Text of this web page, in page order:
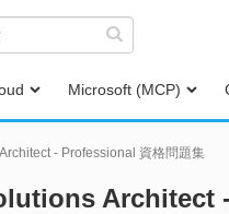
Microsoft (MCP)
- Professional 資格問題集
Architect